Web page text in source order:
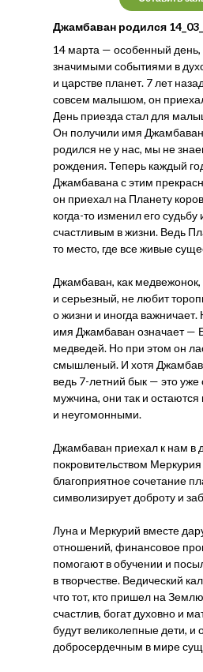
14 марта — особенный
значимыми событиями в
и царстве планет. 7 лет
совсем малышом, он
День приезда стал для
Он получили имя
родился не у нас, мы не
рождения. Теперь каждый
Джамбавана с этим
он приехал на Планету
когда-то изменил его
счастливым в жизни. Ведь
то место, где все живые
Джамбаван, как
и серьезный, не любит
о жизни и иногда важничает.
имя Джамбаван означает —
медведей. Но при этом он
смышленый. И хотя
ведь 7-летний бык — это
мужчина, они так и
и неугомонными.
Джамбаван приехал к нам в
покровительством
благоприятное сочетание
символизирует доброту и
Луна и Меркурий вместе
отношений, финансовое
помогают в обучении и
в творчестве. Ведический
что тот, кто пришел на
счастлив, богат духовно и
будут великолепные дети, и
добросердечным в мире
Джамбаван родился